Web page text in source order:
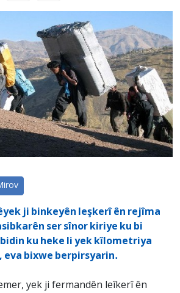
ji binkeyên leşkerî ên rejîma
ser sînor kiriye ku bi
ku heke li yek kîlometriya
eva bixwe berpirsyarin.
yek ji fermandên leîkerî ên